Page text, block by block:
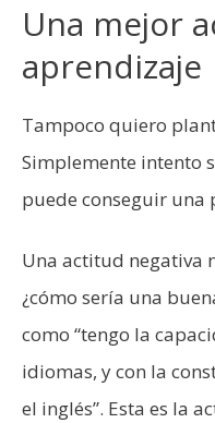
Una mejor
aprendizaje
Tampoco quiero
Simplemente intento
puede conseguir una
Una actitud negativa
¿cómo sería una
como “tengo la
idiomas, y con la
el inglés”. Esta es la